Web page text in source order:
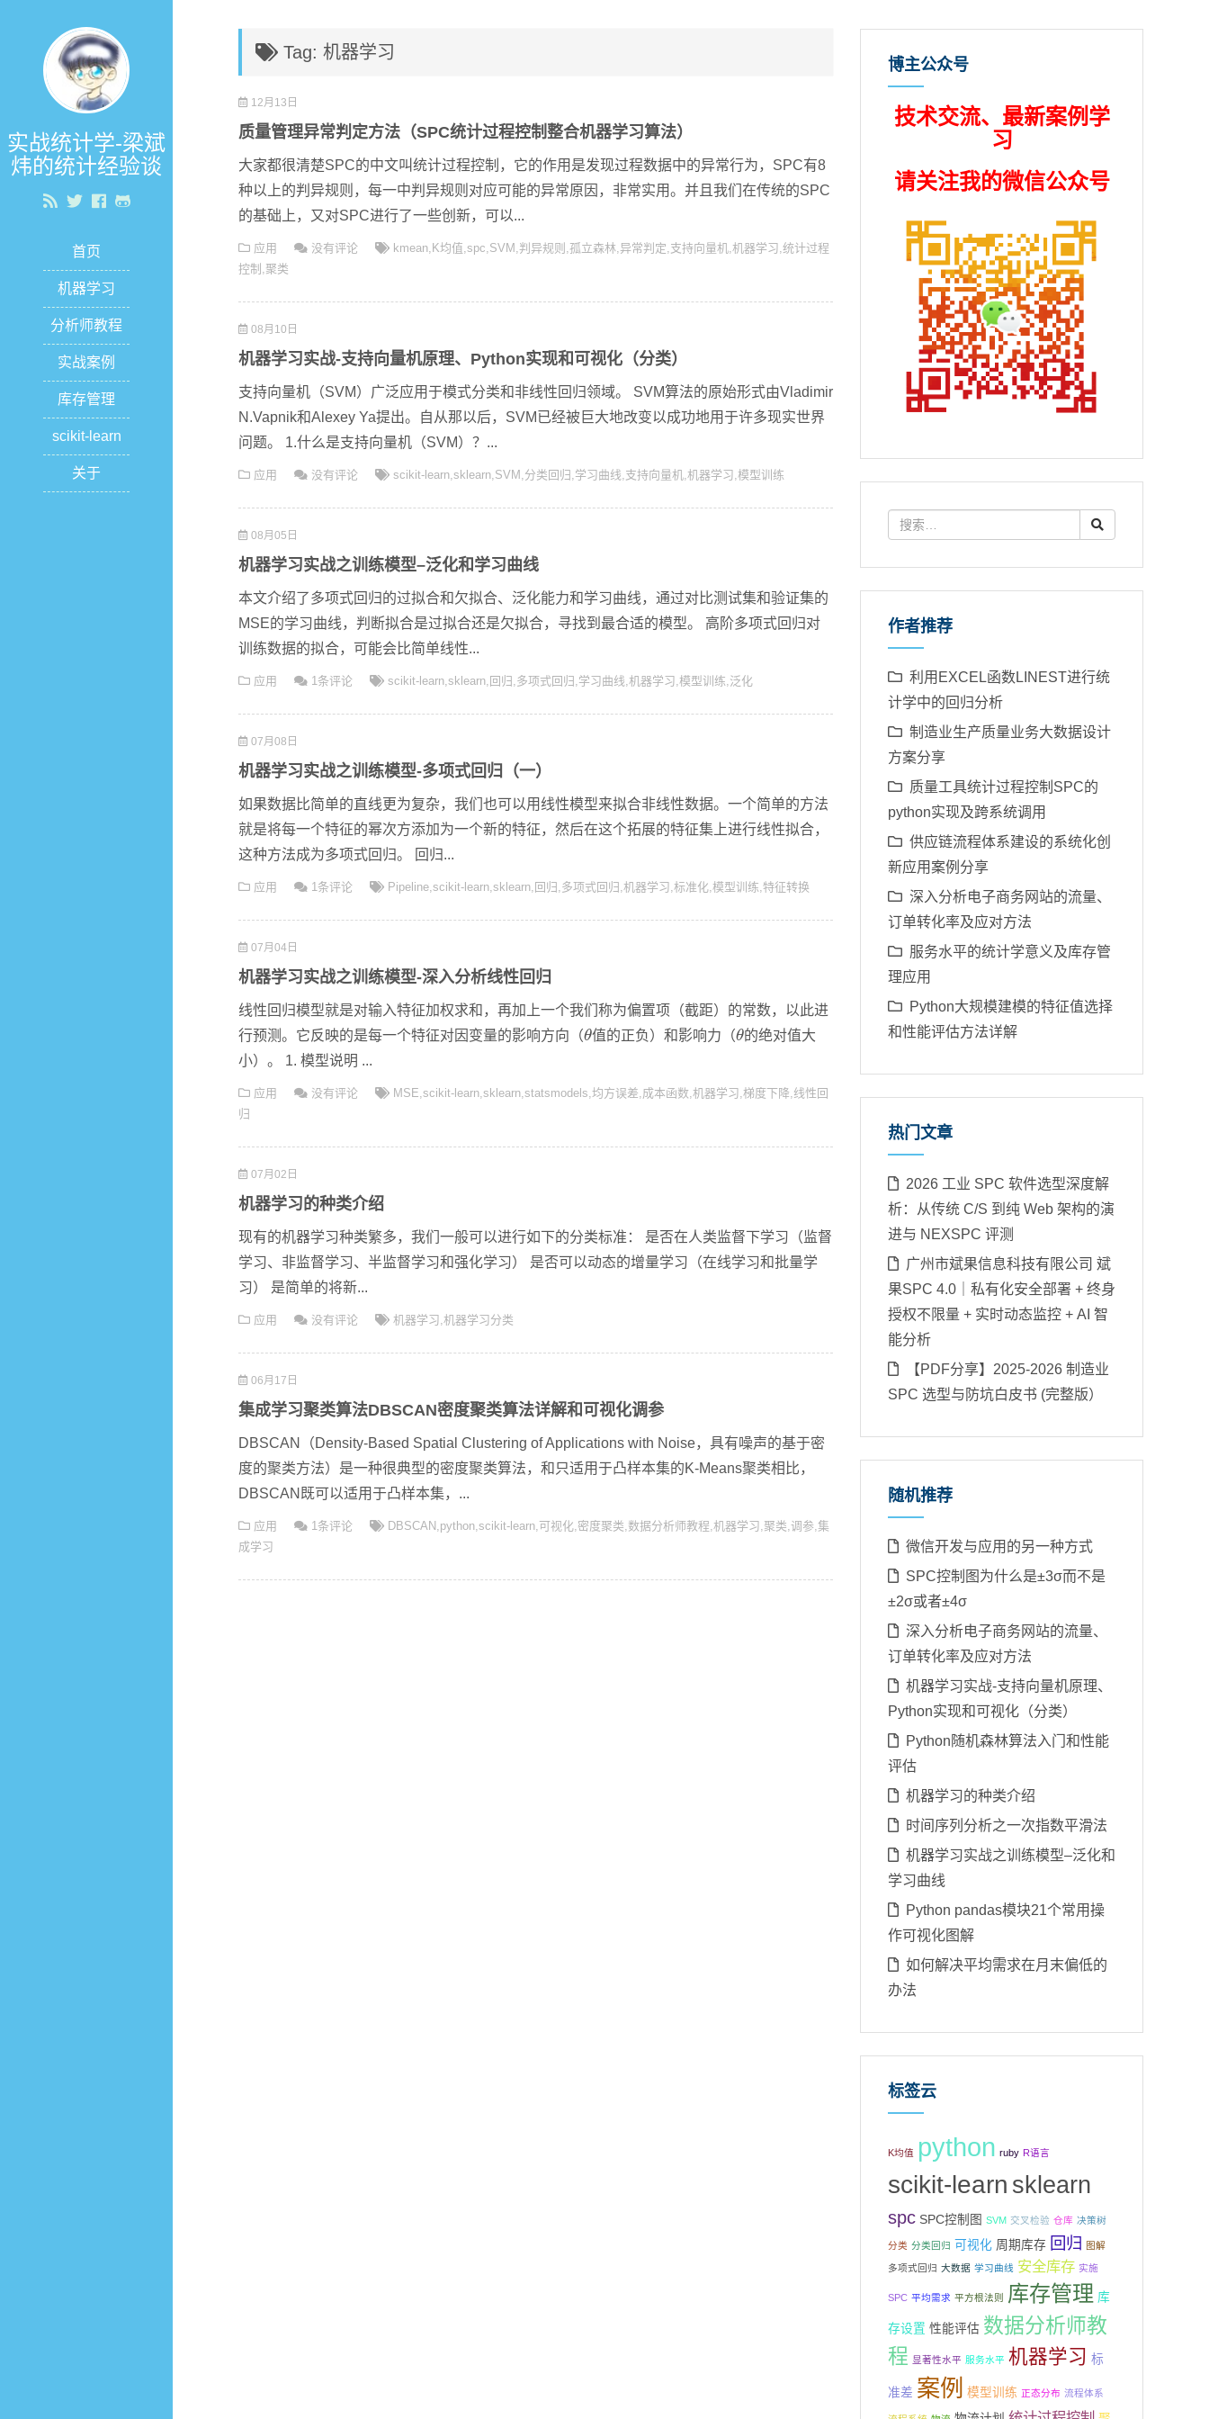
实战统计学-梁斌
炜的统计经验谈
首页
机器学习
分析师教程
实战案例
库存管理
scikit-learn
关于
Tag: 机器学习
12月13日
质量管理异常判定方法（SPC统计过程控制整合机器学习算法）
大家都很清楚SPC的中文叫统计过程控制，它的作用是发现过程数据中的异常行为，SPC有8
种以上的判异规则，每一中判异规则对应可能的异常原因，非常实用。并且我们在传统的SPC
的基础上，又对SPC进行了一些创新，可以...
应用 没有评论 kmean, K均值,spc,SVM ,判异规则 ,孤立森林,异常判定,支持向量机,机器学习 ,统计过程
控制 ,聚类
08月10日
机器学习实战-支持向量机原理、Python实现和可视化（分类）
支持向量机（SVM）广泛应用于模式分类和非线性回归领域。 SVM算法的原始形式由Vladimir
N.Vapnik和Alexey Ya提出。自从那以后，SVM已经被巨大地改变以成功地用于许多现实世界
问题。 1.什么是支持向量机（SVM）？...
应用 没有评论 scikit-learn,sklearn,SVM ,分类回归 ,学习曲线,支持向量机,机器学习 ,模型训练
08月05日
机器学习实战之训练模型–泛化和学习曲线
本文介绍了多项式回归的过拟合和欠拟合、泛化能力和学习曲线，通过对比测试集和验证集的
MSE的学习曲线，判断拟合是过拟合还是欠拟合，寻找到最合适的模型。 高阶多项式回归对
训练数据的拟合，可能会比简单线性...
应用 1条评论 scikit-learn,sklearn, 回归 ,多项式回归 ,学习曲线,机器学习 ,模型训练,泛化
07月08日
机器学习实战之训练模型-多项式回归（一）
如果数据比简单的直线更为复杂，我们也可以用线性模型来拟合非线性数据。一个简单的方法
就是将每一个特征的幂次方添加为一个新的特征，然后在这个拓展的特征集上进行线性拟合，
这种方法成为多项式回归。 回归...
应用 1条评论 Pipeline,scikit-learn,sklearn, 回归 ,多项式回归 ,机器学习 ,标准化,模型训练,特征转换
07月04日
机器学习实战之训练模型-深入分析线性回归
线性回归模型就是对输入特征加权求和，再加上一个我们称为偏置项（截距）的常数，以此进
行预测。它反映的是每一个特征对因变量的影响方向（θ
θ值的正负）和影响力（θ
θ的绝对值大
小）。 1. 模型说明 ...
应用 没有评论 MSE,scikit-learn,sklearn,statsmodels,均方误差,成本函数,机器学习 ,梯度下降,线性回
归
07月02日
机器学习的种类介绍
现有的机器学习种类繁多，我们一般可以进行如下的分类标准： 是否在人类监督下学习（监督
学习、非监督学习、半监督学习和强化学习） 是否可以动态的增量学习（在线学习和批量学
习） 是简单的将新...
应用 没有评论 机器学习 ,机器学习分类
06月17日
集成学习聚类算法DBSCAN密度聚类算法详解和可视化调参
DBSCAN（Density-Based Spatial Clustering of Applications with Noise，具有噪声的基于密
度的聚类方法）是一种很典型的密度聚类算法，和只适用于凸样本集的K-Means聚类相比，
DBSCAN既可以适用于凸样本集，...
应用 1条评论 DBSCAN ,python,scikit-learn,可视化,密度聚类,数据分析师教程,机器学习 ,聚类,调参,集
成学习
博主公众号
技术交流、最新案例学
习
请关注我的微信公众号
作者推荐
利用EXCEL函数LINEST进行统
计学中的回归分析
制造业生产质量业务大数据设计
方案分享
质量工具统计过程控制SPC的
python实现及跨系统调用
供应链流程体系建设的系统化创
新应用案例分享
深入分析电子商务网站的流量、
订单转化率及应对方法
服务水平的统计学意义及库存管
理应用
Python大规模建模的特征值选择
和性能评估方法详解
热门文章
2026 工业 SPC 软件选型深度解
析：从传统 C/S 到纯 Web 架构的演
进与 NEXSPC 评测
广州市斌果信息科技有限公司 斌
果SPC 4.0｜私有化安全部署 + 终身
授权不限量 + 实时动态监控 + AI 智
能分析
【PDF分享】2025-2026 制造业
SPC 选型与防坑白皮书 (完整版）
随机推荐
微信开发与应用的另一种方式
SPC控制图为什么是±3σ而不是
±2σ或者±4σ
深入分析电子商务网站的流量、
订单转化率及应对方法
机器学习实战-支持向量机原理、
Python实现和可视化（分类）
Python随机森林算法入门和性能
评估
机器学习的种类介绍
时间序列分析之一次指数平滑法
机器学习实战之训练模型–泛化和
学习曲线
Python pandas模块21个常用操
作可视化图解
如何解决平均需求在月末偏低的
办法
标签云
K均值 python ruby R语言
scikit-learn sklearn
spc SPC控制图 SVM 交叉检验 仓库 决策树
分类 分类回归 可视化 周期库存 回归 图解
多项式回归 大数据 学习曲线 安全库存 实施
SPC 平均需求 平方根法则 库存管理 库
存设置 性能评估 数据分析师教
程 显著性水平 服务水平 机器学习 标
准差 案例 模型训练 正态分布 流程体系